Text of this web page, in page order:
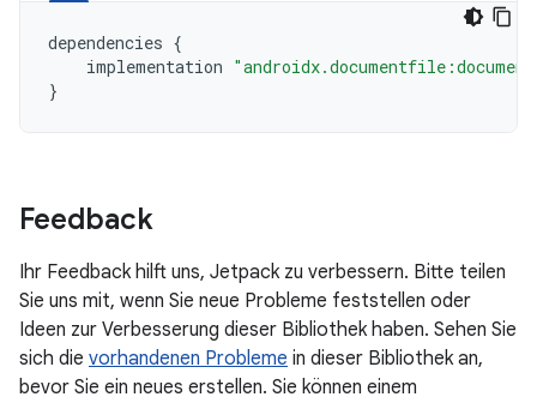
dependencies {
implementation
}
Feedback
Ihr Feedback hilft uns, Jetpack zu verbessern. Bitte teilen
Sie uns mit, wenn Sie neue Probleme feststellen oder
Ideen zur Verbesserung dieser Bibliothek haben. Sehen Sie
sich die vorhandenen Probleme in dieser Bibliothek an,
bevor Sie ein neues erstellen. Sie können einem